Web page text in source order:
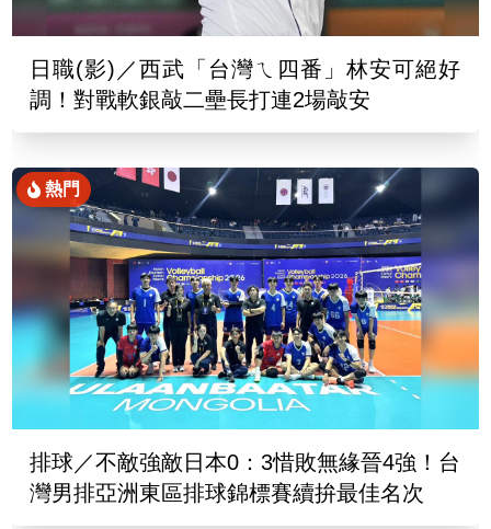
日職(影)／西武「台灣ㄟ四番」林安可絕好
調！對戰軟銀敲二壘長打連2場敲安
熱門
排球／不敵強敵日本0：3惜敗無緣晉4強！台
灣男排亞洲東區排球錦標賽續拚最佳名次